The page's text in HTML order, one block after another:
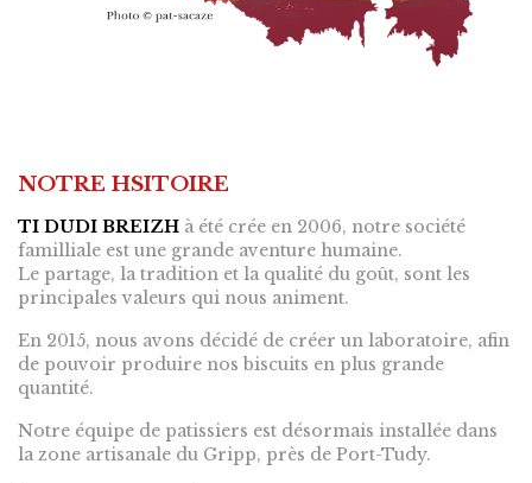
NOTRE HSITOIRE
TI DUDI BREIZH à été crée en 2006, notre société
familliale est une grande aventure humaine.
Le partage, la tradition et la qualité du goût, sont les
principales valeurs qui nous animent.
En 2015, nous avons décidé de créer un laboratoire, afin
de pouvoir produire nos biscuits en plus grande
quantité.
Notre équipe de patissiers est désormais installée dans
la zone artisanale du Gripp, près de Port-Tudy.